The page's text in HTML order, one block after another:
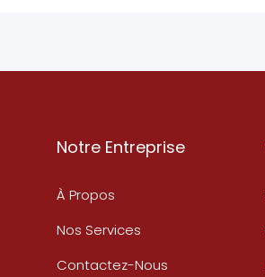
Notre Entreprise
À Propos
Nos Services
Contactez-Nous